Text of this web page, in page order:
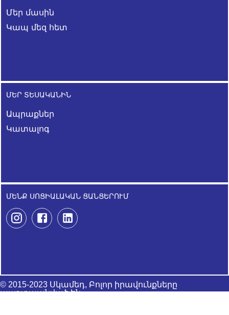
Մեր մասին
Կապ մեզ հետ
ՄԵՐ ՏԵՍԱԿԱՆԻՆ
Ապրաքներ
Կատալոգ
ՄԵՆՔ ՍՈՑԻԱԼԱԿԱՆ ՑԱՆՑԵՐՈՒՄ
© 2015-2023 Սկամեդ, Բոլոր իրավունքները
պաշտպանված են